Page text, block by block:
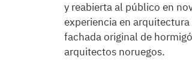
y reabierta al público en
experiencia en
fachada original de
arquitectos noruegos.